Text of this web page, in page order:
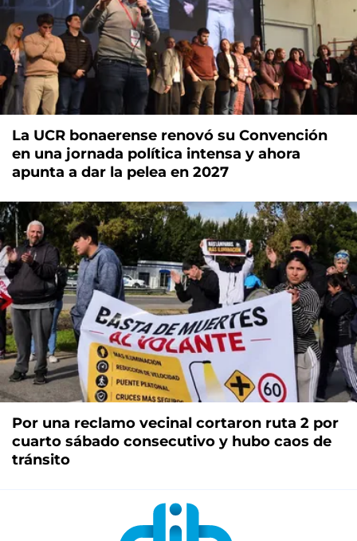
La UCR bonaerense renovó su Convención
en una jornada política intensa y ahora
apunta a dar la pelea en 2027
Por una reclamo vecinal cortaron ruta 2 por
cuarto sábado consecutivo y hubo caos de
tránsito